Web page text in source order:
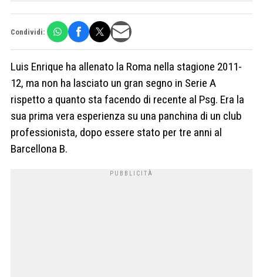
Condividi:
Luis Enrique ha allenato la Roma nella stagione 2011-
12, ma non ha lasciato un gran segno in Serie A
rispetto a quanto sta facendo di recente al Psg. Era la
sua prima vera esperienza su una panchina di un club
professionista, dopo essere stato per tre anni al
Barcellona B.